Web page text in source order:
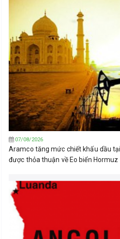
07/08/2026
Aramco tăng mức chiết khấu dầu
được thỏa thuận về Eo biển Hormuz